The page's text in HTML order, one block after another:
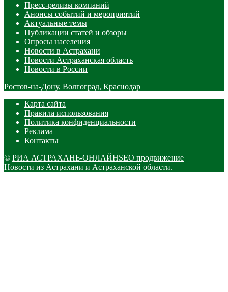
Пресс-релизы компаний
Анонсы событий и мероприятий
Актуальные темы
Публикации статей и обзоры
Опросы населения
Новости в Астрахани
Новости Астраханская область
Новости в России
Ростов-на-Дону, Волгоград, Краснодар
Карта сайта
Правила использования
Политика конфиденциальности
Реклама
Контакты
© РИА АСТРАХАНЬ-ОНЛАЙНSEO продвижение
Новости из Астрахани и Астраханской области.